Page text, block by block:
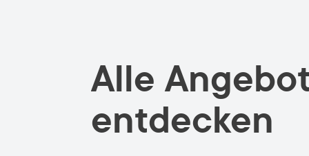
Alle
entdecken